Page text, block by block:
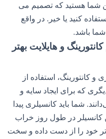
شما هستید که تصمیم می
کنید یا خیر. در واقع
باشد.
و هایلایت بهتر
استفاده از
که برای ایجاد سایه و
شما باید کانسیلری پیدا
کانسیلر در طول روز خراب
خود را از دست داده و سخت